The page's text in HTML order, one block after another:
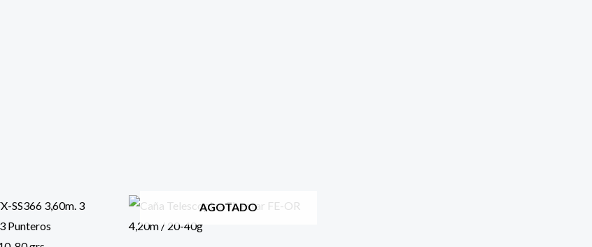
AGOTADO